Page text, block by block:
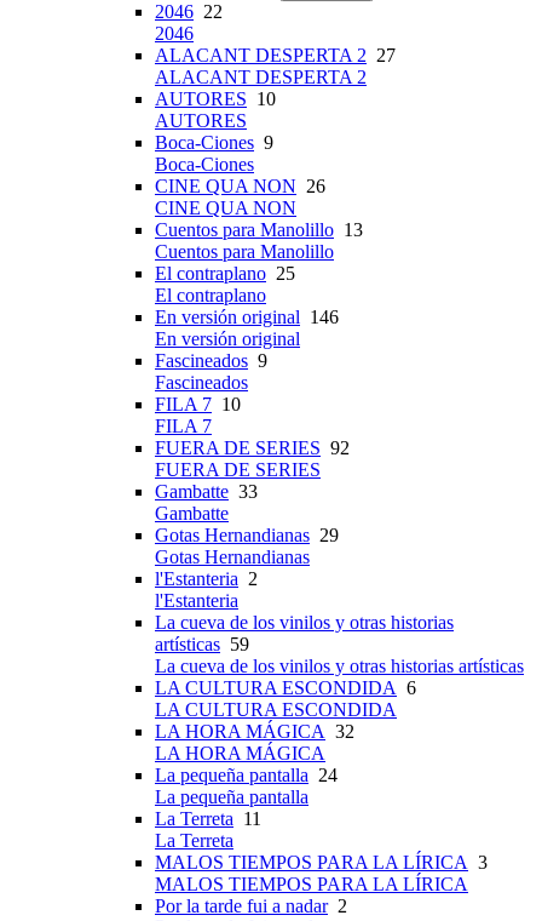
2046 22
2046
ALACANT DESPERTA 2 27
ALACANT DESPERTA 2
AUTORES 10
AUTORES
Boca-Ciones 9
Boca-Ciones
CINE QUA NON 26
CINE QUA NON
Cuentos para Manolillo 13
Cuentos para Manolillo
El contraplano 25
El contraplano
En versión original 146
En versión original
Fascineados 9
Fascineados
FILA 7 10
FILA 7
FUERA DE SERIES 92
FUERA DE SERIES
Gambatte 33
Gambatte
Gotas Hernandianas 29
Gotas Hernandianas
l'Estanteria 2
l'Estanteria
La cueva de los vinilos y otras historias
artísticas 59
La cueva de los vinilos y otras historias artísticas
LA CULTURA ESCONDIDA 6
LA CULTURA ESCONDIDA
LA HORA MÁGICA 32
LA HORA MÁGICA
La pequeña pantalla 24
La pequeña pantalla
La Terreta 11
La Terreta
MALOS TIEMPOS PARA LA LÍRICA 3
MALOS TIEMPOS PARA LA LÍRICA
Por la tarde fui a nadar2